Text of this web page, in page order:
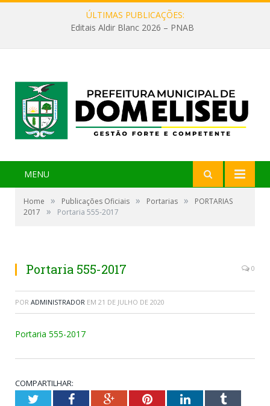
ÚLTIMAS PUBLICAÇÕES:
Editais Aldir Blanc 2026 – PNAB
MENU
Home » Publicações Oficiais » Portarias »
PORTARIAS
2017
» Portaria 555-2017
Portaria 555-2017 0
POR ADMINISTRADOR EM 21 DE JULHO DE 2020
Portaria 555-2017
COMPARTILHAR:
TwitterFacebookGoogle+PinterestLinkedInTumblr